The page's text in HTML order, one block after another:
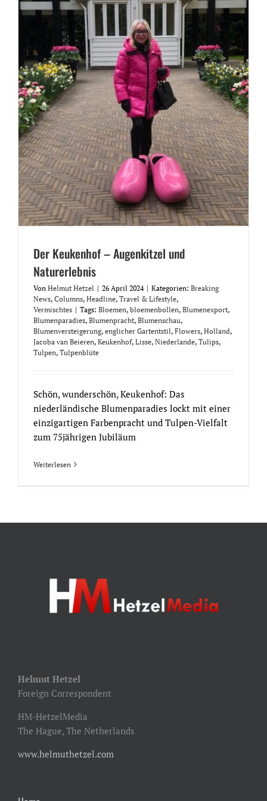
Der Keukenhof – Augenkitzel und
Naturerlebnis
Von Helmut Hetzel | 26 April 2024 | Kategorien: Breaking
News, Columns, Headline, Travel & Lifestyle,
Vermischtes | Tags: Bloemen, bloemenbollen, Blumenexport,
Blumenparadies, Blumenpracht, Blumenschau,
Blumenversteigerung, englicher Gartentstil, Flowers, Holland,
Jacoba van Beieren, Keukenhof, Lisse, Niederlande, Tulips,
Tulpen, Tulpenblüte
Schön, wunderschön, Keukenhof: Das
niederländische Blumenparadies lockt mit einer
einzigartigen Farbenpracht und Tulpen-Vielfalt
zum 75jährigen Jubiläum
Weiterlesen
Helmut Hetzel
Foreign Correspondent
HM-HetzelMedia
The Hague, The Netherlands
www.helmuthetzel.com